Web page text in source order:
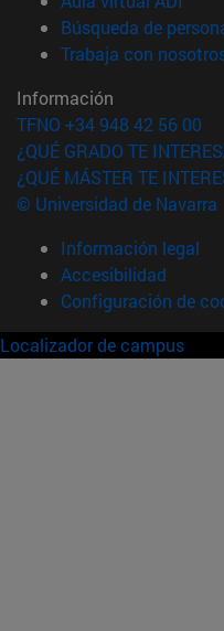
Búsqueda de
Trabaja con
Información
TFNO +34 948 42 56 00
¿QUÉ GRADO TE
¿QUÉ MÁSTER TE
© Universidad de Navarra
Información legal
Accesibilidad
Configuración de
Localizador de campus